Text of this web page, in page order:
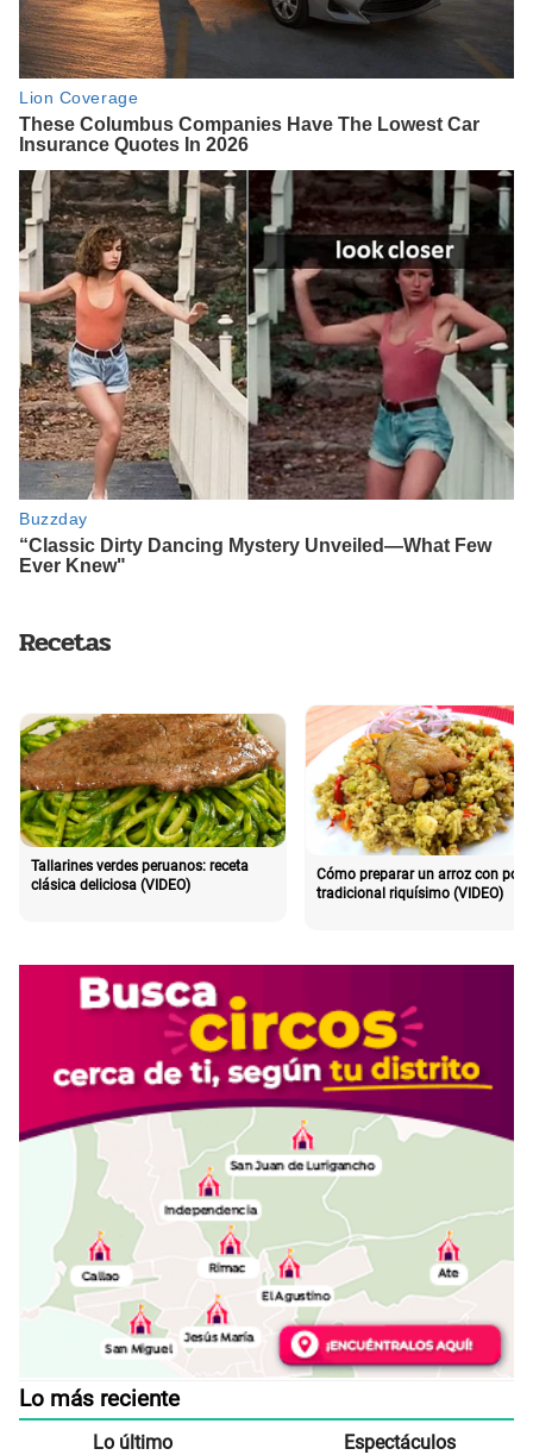
Recetas
Tallarines verdes peruanos: receta
clásica deliciosa (VIDEO)
Cómo preparar un arroz con pollo
tradicional riquísimo (VIDEO)
Lo más reciente
Lo último Espectáculos